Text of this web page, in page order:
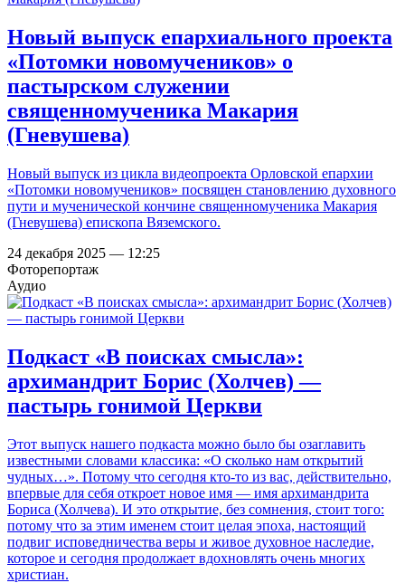
Новый выпуск епархиального проекта
«Потомки новомучеников» о
пастырском служении
священномученика Макария
(Гневушева)
Новый выпуск из цикла видеопроекта Орловской епархии
«Потомки новомучеников» посвящен становлению духовного
пути и мученической кончине священномученика Макария
(Гневушева) епископа Вяземского.
24 декабря 2025 — 12:25
Фоторепортаж
Аудио
Подкаст «В поисках смысла»:
архимандрит Борис (Холчев) —
пастырь гонимой Церкви
Этот выпуск нашего подкаста можно было бы озаглавить
известными словами классика: «О сколько нам открытий
чудных…». Потому что сегодня кто-то из вас, действительно,
впервые для себя откроет новое имя — имя архимандрита
Бориса (Холчева). И это открытие, без сомнения, стоит того:
потому что за этим именем стоит целая эпоха, настоящий
подвиг исповедничества веры и живое духовное наследие,
которое и сегодня продолжает вдохновлять очень многих
христиан.